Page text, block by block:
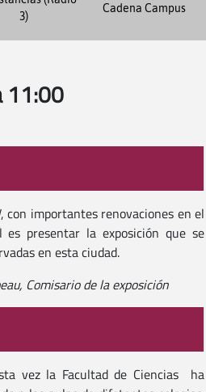
3)
Cadena Campus
11:00
con importantes renovaciones en el
presentar la exposición que se
en esta ciudad.
Comisario de la exposición
vez la Facultad de Ciencias ha